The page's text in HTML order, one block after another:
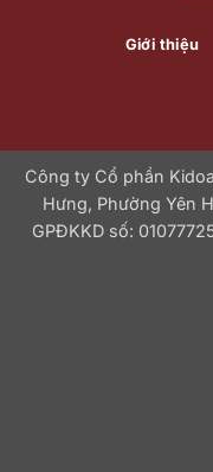
Giới thiệu
Công ty Cổ phần
Hưng, Phường Yên
GPĐKKD số: